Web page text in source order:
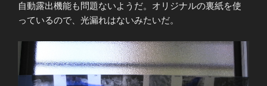
自動露出機能も問題ないようだ。オリジナルの裏紙を使
っているので、光漏れはないみたいだ。